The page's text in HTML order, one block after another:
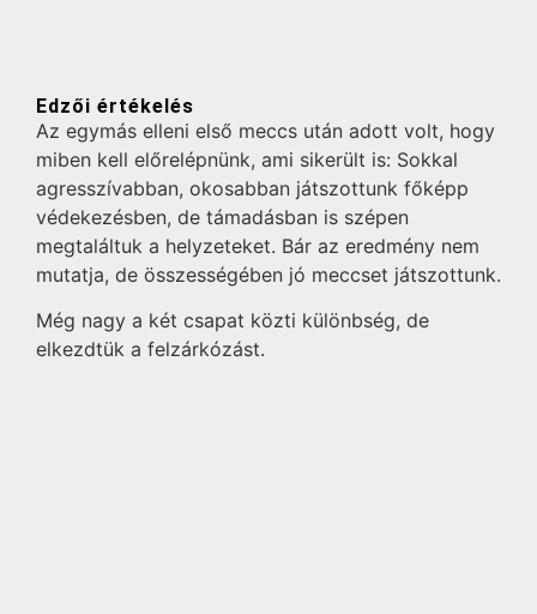
Edzői értékelés
Az egymás elleni első meccs után adott volt, hogy
miben kell előrelépnünk, ami sikerült is: Sokkal
agresszívabban, okosabban játszottunk főképp
védekezésben, de támadásban is szépen
megtaláltuk a helyzeteket. Bár az eredmény nem
mutatja, de összességében jó meccset játszottunk.
Még nagy a két csapat közti különbség, de
elkezdtük a felzárkózást.